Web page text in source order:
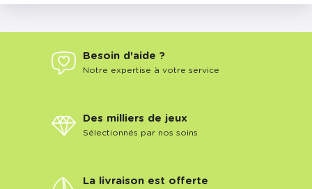
Besoin d'aide ?
Notre expertise à votre service
Des milliers de jeux
Sélectionnés par nos soins
La livraison est offerte